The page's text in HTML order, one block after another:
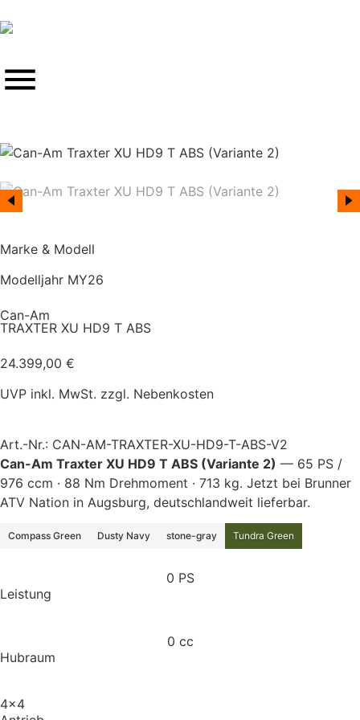
Marke & Modell
Modelljahr MY26
Can-Am
TRAXTER XU HD9 T ABS
24.399,00 €
UVP inkl. MwSt. zzgl. Nebenkosten
Art.-Nr.: CAN-AM-TRAXTER-XU-HD9-T-ABS-V2
Can-Am Traxter XU HD9 T ABS (Variante 2) — 65 PS /
976 ccm · 88 Nm Drehmoment · 713 kg. Jetzt bei Brunner
ATV Nation in Augsburg, deutschlandweit lieferbar.
Compass Green Dusty Navy stone-gray Tundra Green
0 PS
Leistung
0 cc
Hubraum
4x4